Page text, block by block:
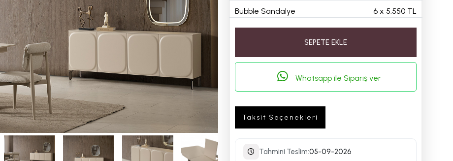
Bubble Sandalye
6x 5.550 TL
SEPETE EKLE
Whatsapp ile Sipariş ver
Taksit Seçenekleri
Tahmini Teslim:05-09-2026